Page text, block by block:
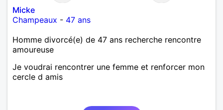
Micke
Champeaux - 47 ans
Homme divorcé(e) de 47 ans recherche rencontre
amoureuse
Je voudrai rencontrer une femme et renforcer mon
cercle d amis